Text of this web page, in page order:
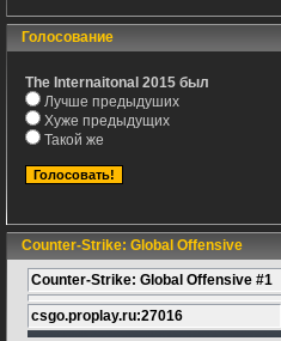
Голосование
The Internaitonal 2015 был
Лучше предыдуших
Хуже предыдущих
Такой же
Counter-Strike: Global Offensive
Counter-Strike: Global Offensive #1
csgo.proplay.ru:27016